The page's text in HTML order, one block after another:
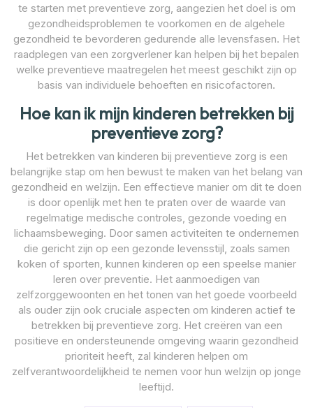
te starten met preventieve zorg, aangezien het doel is om
gezondheidsproblemen te voorkomen en de algehele
gezondheid te bevorderen gedurende alle levensfasen. Het
raadplegen van een zorgverlener kan helpen bij het bepalen
welke preventieve maatregelen het meest geschikt zijn op
basis van individuele behoeften en risicofactoren.
Hoe kan ik mijn kinderen betrekken bij
preventieve zorg?
Het betrekken van kinderen bij preventieve zorg is een
belangrijke stap om hen bewust te maken van het belang van
gezondheid en welzijn. Een effectieve manier om dit te doen
is door openlijk met hen te praten over de waarde van
regelmatige medische controles, gezonde voeding en
lichaamsbeweging. Door samen activiteiten te ondernemen
die gericht zijn op een gezonde levensstijl, zoals samen
koken of sporten, kunnen kinderen op een speelse manier
leren over preventie. Het aanmoedigen van
zelfzorggewoonten en het tonen van het goede voorbeeld
als ouder zijn ook cruciale aspecten om kinderen actief te
betrekken bij preventieve zorg. Het creëren van een
positieve en ondersteunende omgeving waarin gezondheid
prioriteit heeft, zal kinderen helpen om
zelfverantwoordelijkheid te nemen voor hun welzijn op jonge
leeftijd.